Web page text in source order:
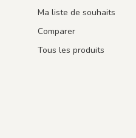
Ma liste de souhaits
Comparer
Tous les produits